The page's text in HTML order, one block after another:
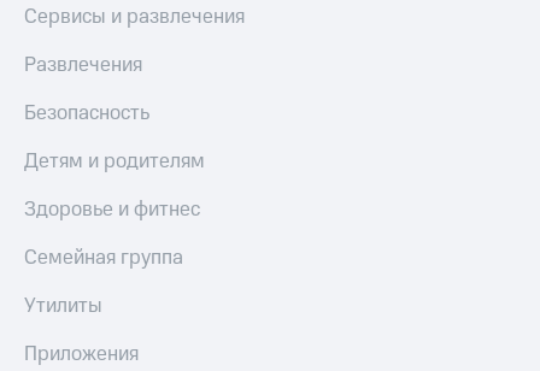
Сервисы и развлечения
Развлечения
Безопасность
Детям и родителям
Здоровье и фитнес
Семейная группа
Утилиты
Приложения